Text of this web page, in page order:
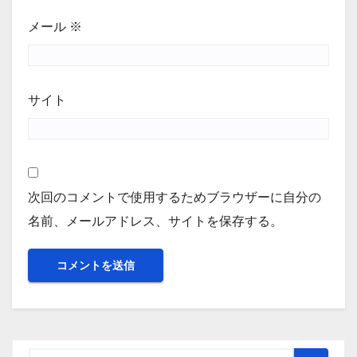
メール ※
サイト
次回のコメントで使用するためブラウザーに自分の
名前、メールアドレス、サイトを保存する。